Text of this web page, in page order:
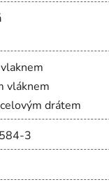
vláknem
drátem
3